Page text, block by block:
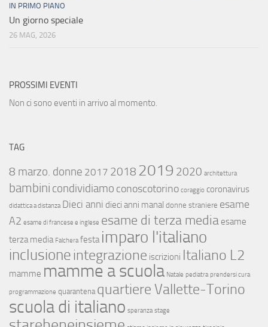
IN PRIMO PIANO
Un giorno speciale
26 MAG, 2026
PROSSIMI EVENTI
Non ci sono eventi in arrivo al momento.
TAG
8 marzo. donne 2017 2018 2019 2020 architettura
bambini condividiamo conoscotorino coraggio coronavirus
didattica a distanza Dieci anni dieci anni manal donne straniere esame
A2 esame di francese e inglese esame di terza media esame
terza media Falchera festa imparo l'italiano
inclusione integrazione iscrizioni Italiano L2
mamme mamme a scuola Natale pediatra prendersi cura
programmazione quarantena quartiere Vallette-Torino
scuola di italiano speranza stage